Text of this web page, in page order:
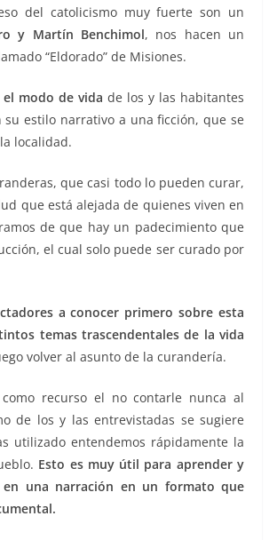
del catolicismo muy fuerte son un
y Martín Benchimol, nos hacen un
“Eldorado” de Misiones.
modo de vida de los y las habitantes
su estilo narrativo a una ficción, que se
localidad.
que casi todo lo pueden curar,
que está alejada de quienes viven en
de que hay un padecimiento que
el cual solo puede ser curado por
a conocer primero sobre esta
temas trascendentales de la vida
volver al asunto de la curandería.
recurso el no contarle nunca al
de los y las entrevistadas se sugiere
utilizado entendemos rápidamente la
Esto es muy útil para aprender y
una narración en un formato que